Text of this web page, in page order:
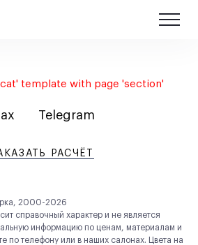
template with page 'section'
Telegram
РАСЧЁТ
2000-2026
справочный характер и не является
информацию по ценам, материалам и
по телефону или в наших салонах. Цвета на